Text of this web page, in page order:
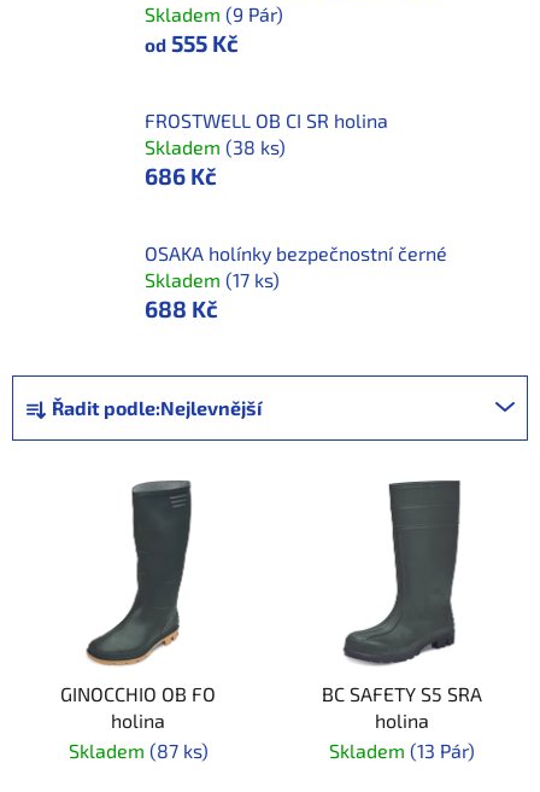
Skladem (9 Pár)
od 555 Kč
FROSTWELL OB CI SR holina
Skladem (38 ks)
686 Kč
OSAKA holínky bezpečnostní černé
Skladem (17 ks)
688 Kč
Ř
a
z
Řadit podle:Nejlevnější
GINOCCHIO OB FO
holina
Skladem (87 ks)
BC SAFETY S5 SRA
holina
Skladem (13 Pár)